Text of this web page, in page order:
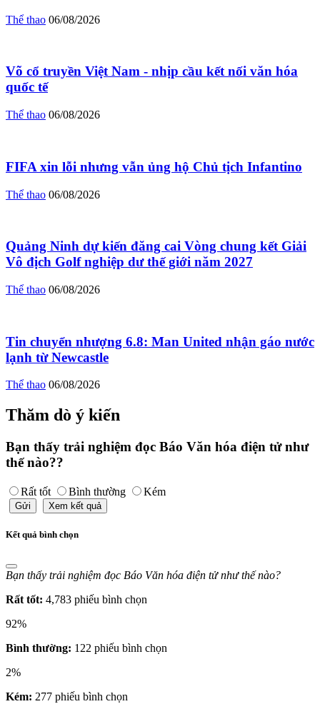
Thể thao 06/08/2026
Võ cổ truyền Việt Nam - nhịp cầu kết nối văn hóa
quốc tế
Thể thao 06/08/2026
FIFA xin lỗi nhưng vẫn ủng hộ Chủ tịch Infantino
Thể thao 06/08/2026
Quảng Ninh dự kiến đăng cai Vòng chung kết Giải
Vô địch Golf nghiệp dư thế giới năm 2027
Thể thao 06/08/2026
Tin chuyển nhượng 6.8: Man United nhận gáo nước
lạnh từ Newcastle
Thể thao 06/08/2026
Thăm dò ý kiến
Bạn thấy trải nghiệm đọc Báo Văn hóa điện tử như
thế nào??
Rất tốt Bình thường Kém
Gửi Xem kết quả
Kết quả bình chọn
Bạn thấy trải nghiệm đọc Báo Văn hóa điện tử như thế nào?
Rất tốt: 4,783 phiếu bình chọn
92%
Bình thường: 122 phiếu bình chọn
2%
Kém: 277 phiếu bình chọn